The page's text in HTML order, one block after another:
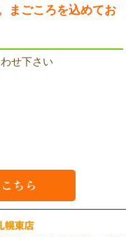
まごころを込めてお
せ下さい